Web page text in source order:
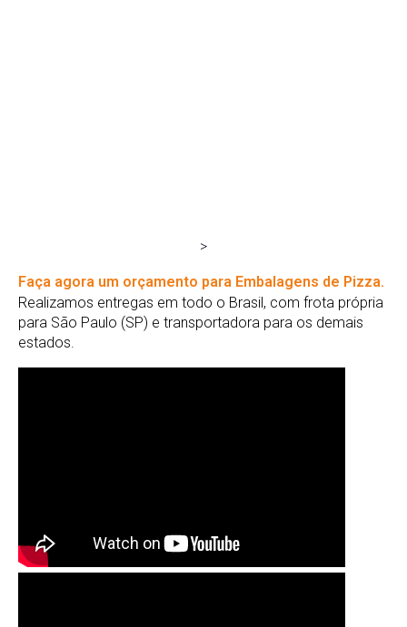
>
Faça agora um orçamento para Embalagens de Pizza.
Realizamos entregas em todo o Brasil, com frota própria
para São Paulo (SP) e transportadora para os demais
estados.